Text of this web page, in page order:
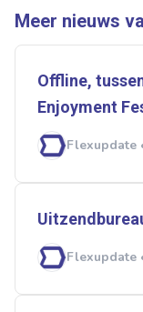
Meer nieuws
Offline,
Enjoyment
Flexupdate
Flexupdate
Alerts
Doorzaam
Normering